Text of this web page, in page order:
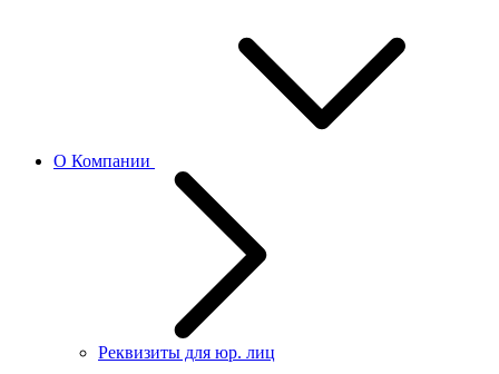
О Компании
Реквизиты для юр. лиц